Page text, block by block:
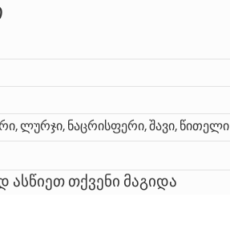
ლურჯი, ნაცრისფერი, შავი, წითელი
თქვენი მაგიდა